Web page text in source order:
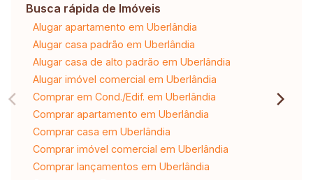
Busca rápida de Imóveis
Alugar apartamento em Uberlândia
Alugar casa padrão em Uberlândia
Alugar casa de alto padrão em Uberlândia
Alugar imóvel comercial em Uberlândia
Comprar em Cond./Edif. em Uberlândia
Comprar apartamento em Uberlândia
Comprar casa em Uberlândia
Comprar imóvel comercial em Uberlândia
Comprar lançamentos em Uberlândia